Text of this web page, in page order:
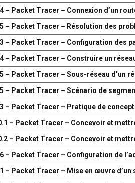
– Packet Tracer – Connexion d’un
– Packet Tracer – Résolution des
– Packet Tracer – Configuration des
– Packet Tracer – Construire un
– Packet Tracer – Sous-réseau d’un
– Packet Tracer – Scénario de
– Packet Tracer – Pratique de
– Packet Tracer – Concevoir et
– Packet Tracer – Concevoir et
– Packet Tracer – Configuration de
– Packet Tracer – Mise en œuvre